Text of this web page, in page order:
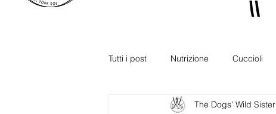
Tutti i post Nutrizione Cuccioli
Microbiota Intestinale Pet-Food
The Dogs' Wild Sister